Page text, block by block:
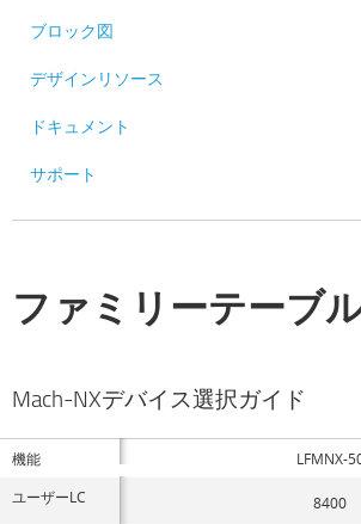
ブロック図
デザインリソース
ドキュメント
サポート
ファミリーテーブ
Mach-NXデバイス選択ガイド
機能
LFMNX-
ユーザーLC
8400